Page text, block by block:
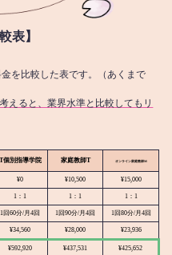
表】
を比較した表です。（あくまで
えると、業界水準と比較してもリ
T個別指導学院 家庭教師T オンライン家庭教師M
¥0 ¥10,500 ¥15,000
1：1 1：1 1：1
1回60分/月4回 1回90分/月4回 1回80分/月4回
¥34,560 ¥28,000 ¥23,936
¥592,920 ¥437,531 ¥425,652